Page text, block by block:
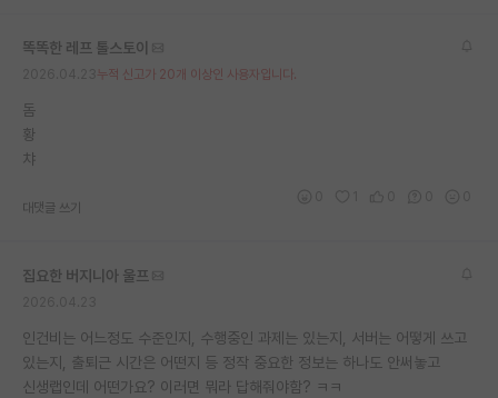
유학교육
똑똑한 레프 톨스토이
누적 신고가 20개 이상인 사용자입니다.
돔
황
챠
대댓글 쓰기
집요한 버지니아 울프
인건비는 어느정도 수준인지, 수행중인 과제는 있는지, 서버는 어떻게 쓰고
있는지, 출퇴근 시간은 어떤지 등 정작 중요한 정보는 하나도 안써놓고
신생랩인데 어떤가요? 이러면 뭐라 답해줘야함? ㅋㅋ